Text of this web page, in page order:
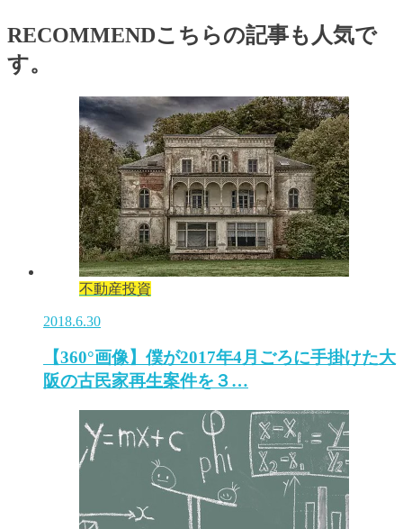
RECOMMENDこちらの記事も人気で
す。
不動産投資
2018.6.30
【360°画像】僕が2017年4月ごろに手掛けた大
阪の古民家再生案件を３…